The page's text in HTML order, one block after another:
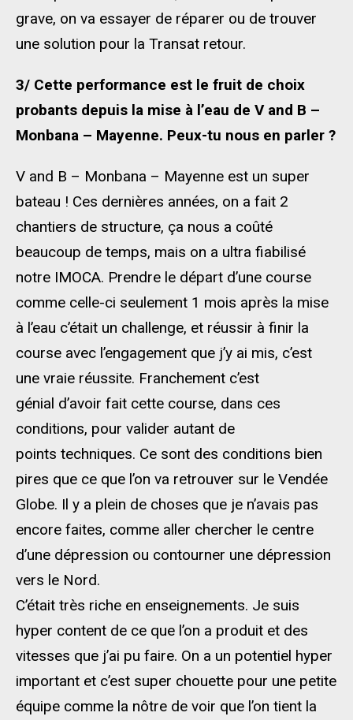
grave, on va essayer de réparer ou de trouver
une solution pour la Transat retour.
3/ Cette performance est le fruit de choix
probants depuis la mise à l’eau de V and B –
Monbana – Mayenne. Peux-tu nous en parler ?
V and B – Monbana – Mayenne est un super
bateau ! Ces dernières années, on a fait 2
chantiers de structure, ça nous a coûté
beaucoup de temps, mais on a ultra fiabilisé
notre IMOCA. Prendre le départ d’une course
comme celle-ci seulement 1 mois après la mise
à l’eau c’était un challenge, et réussir à finir la
course avec l’engagement que j’y ai mis, c’est
une vraie réussite. Franchement c’est
génial d’avoir fait cette course, dans ces
conditions, pour valider autant de
points techniques. Ce sont des conditions bien
pires que ce que l’on va retrouver sur le Vendée
Globe. Il y a plein de choses que je n’avais pas
encore faites, comme aller chercher le centre
d’une dépression ou contourner une dépression
vers le Nord.
C’était très riche en enseignements. Je suis
hyper content de ce que l’on a produit et des
vitesses que j’ai pu faire. On a un potentiel hyper
important et c’est super chouette pour une petite
équipe comme la nôtre de voir que l’on tient la